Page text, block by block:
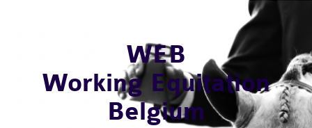
WEB
Working Equitation
Belgium